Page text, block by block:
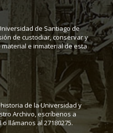
de Santiago de
de custodiar, conservar y
e inmaterial de esta
de la Universidad y
Archivo, escríbenos a
llámanos al 27180275.